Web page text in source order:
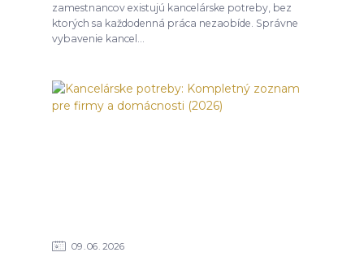
zamestnancov existujú kancelárske potreby, bez
ktorých sa každodenná práca nezaobíde. Správne
vybavenie kancel...
09 06 2026